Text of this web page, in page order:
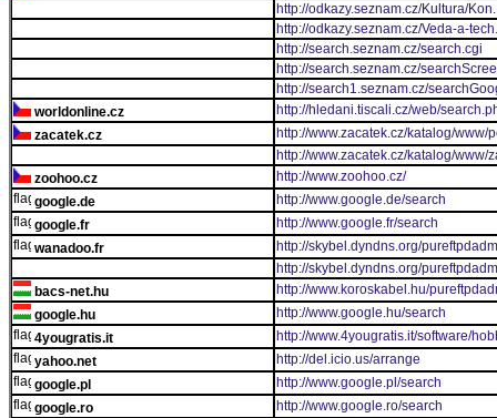
http://odkazy.seznam.cz/Kultura/
http://odkazy.seznam.cz/Veda-a-
http://search.seznam.cz/search.cgi
http://search.seznam.cz/
http://search1.seznam.cz/
worldonline.cz
http://hledani.tiscali.cz/web/
zacatek.cz
http://www.zacatek.cz/katalog/
http://www.zacatek.cz/katalog/www/
zoohoo.cz
http://www.zoohoo.cz/
google.de
http://www.google.de/search
google.fr
http://www.google.fr/search
wanadoo.fr
http://skybel.dyndns.org/
http://skybel.dyndns.org/
bacs-net.hu
http://www.koroskabel.hu/
google.hu
http://www.google.hu/search
4yougratis.it
http://www.4yougratis.it/software/
yahoo.net
http://del.icio.us/arrange
google.pl
http://www.google.pl/search
google.ro
http://www.google.ro/search